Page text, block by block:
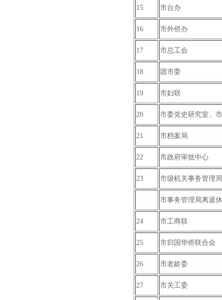
15 市台办
16 市外侨办
17 市总工会
18 团市委
19 市妇联
20 市委党史研究室、
21 市档案局
22 市政府审批中心
23 市级机关事务管理
市事务管理局离退
24 市工商联
25 市归国华侨联合会
26 市老龄委
27 市关工委